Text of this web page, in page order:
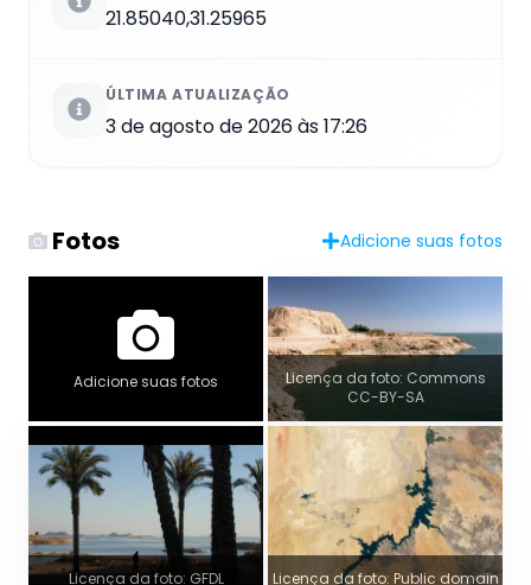
21.85040,31.25965
ÚLTIMA ATUALIZAÇÃO
3 de agosto de 2026 às 17:26
Fotos Adicione suas fotos
Adicione suas fotos
Licença da foto: Commons
CC-BY-SA
Licença da foto: GFDL Licença da foto: Public domain